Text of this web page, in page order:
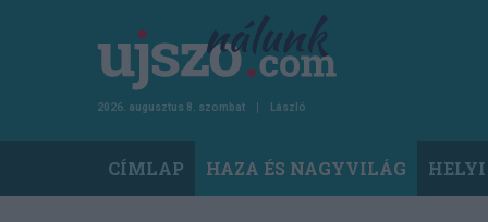
2026. augusztus 8. szombat László
navigation
CÍMLAP HAZA ÉS NAGYVILÁG